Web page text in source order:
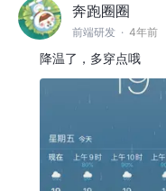
奔跑圈圈
前端研发 · 4年前
降温了，多穿点哦